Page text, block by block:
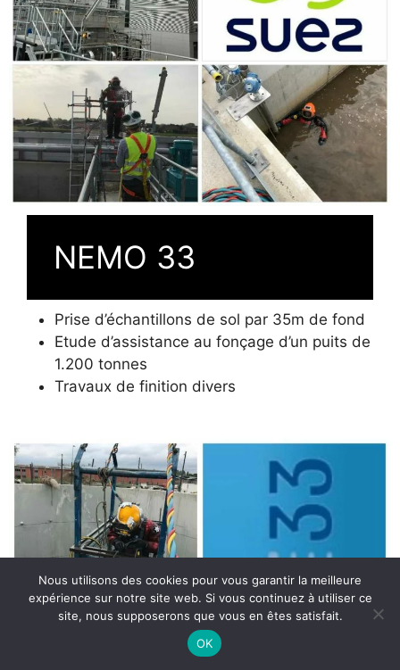
NEMO 33
Prise d’échantillons de sol par 35m de fond
Etude d’assistance au fonçage d’un puits de
1.200 tonnes
Travaux de finition divers
Nous utilisons des cookies pour vous garantir la meilleure
expérience sur notre site web. Si vous continuez à utiliser ce
site, nous supposerons que vous en êtes satisfait.
OK